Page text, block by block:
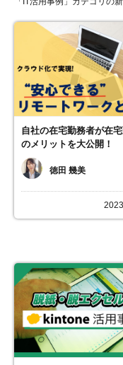
自社の在宅勤務者が在
のメリットを大公開！
徳田 幾美